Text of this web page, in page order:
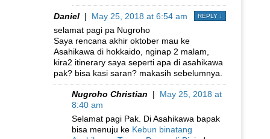
Daniel | May 25, 2018 at 6:54 am REPLY ↓
selamat pagi pa Nugroho
Saya rencana akhir oktober mau ke
Asahikawa di hokkaido, nginap 2 malam,
kira2 itinerary saya seperti apa di asahikawa
pak? bisa kasi saran? makasih sebelumnya.
Nugroho Christian | May 25, 2018 at
8:40 am
Selamat pagi Pak. Di Asahikawa bapak
bisa menuju ke Kebun binatang